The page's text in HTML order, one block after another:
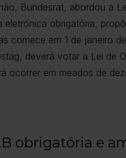
Bundesrat, abordou a
obrigatória,
comece em 1 de janeiro
deverá votar a Lei de
ocorrer em meados de
obrigatória e